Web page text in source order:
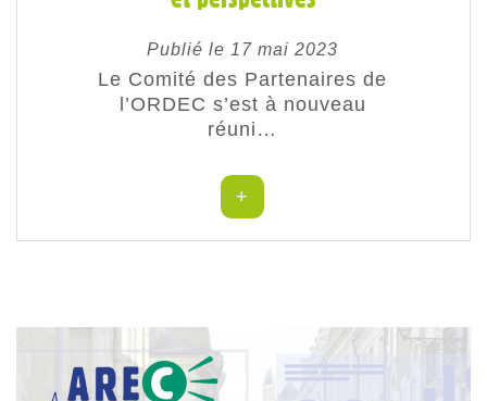
Publié le 17 mai 2023
Le Comité des Partenaires de
l’ORDEC s’est à nouveau
réuni…
+